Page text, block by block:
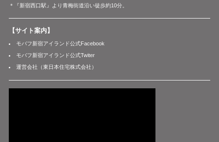
＊『新宿西口駅』より青梅街道沿い徒歩約10分。
【サイト案内】
モバフ新宿アイランド公式Facebook
モバフ新宿アイランド公式Twiter
運営会社（東日本住宅株式会社）